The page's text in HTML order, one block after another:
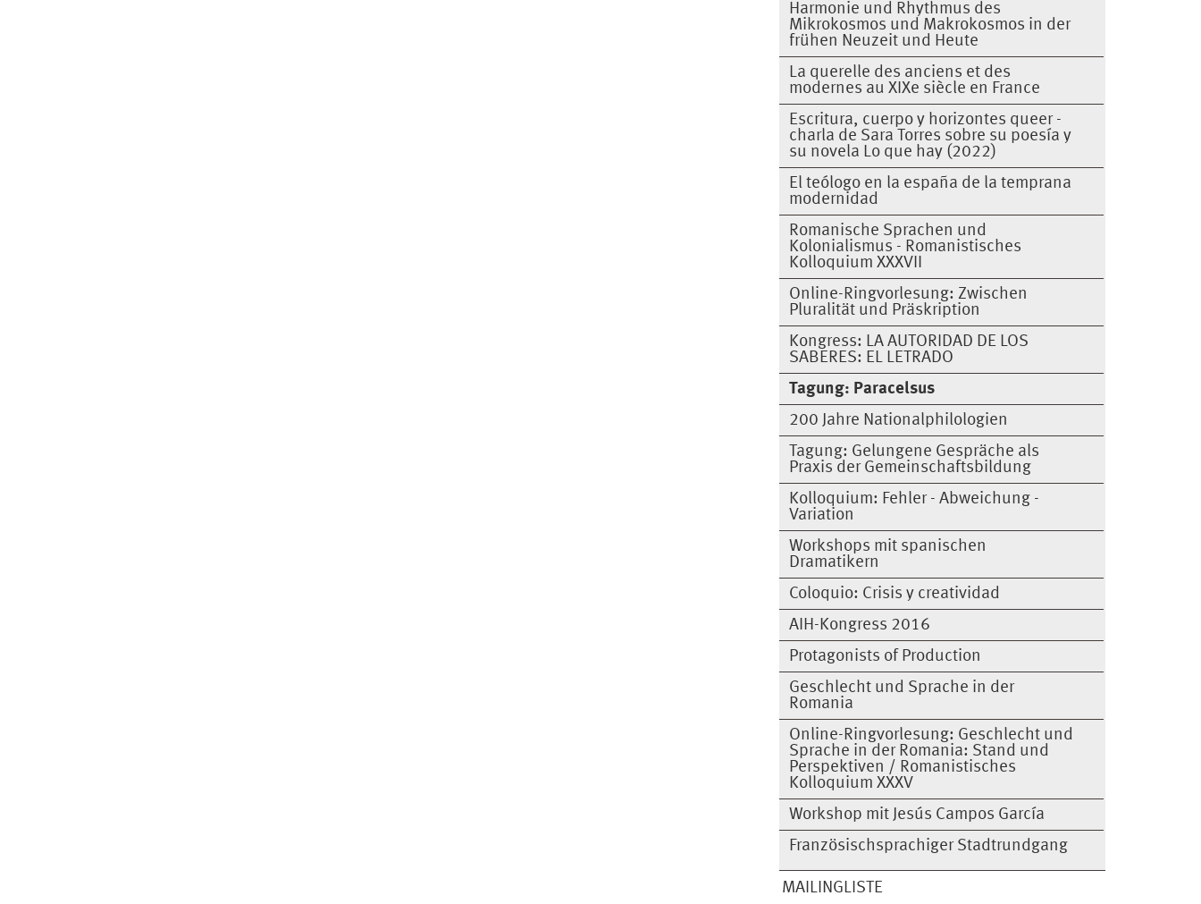
Harmonie und Rhythmus des
Mikrokosmos und Makrokosmos in der
frühen Neuzeit und Heute
La querelle des anciens et des
modernes au XIXe siècle en France
Escritura, cuerpo y horizontes queer -
charla de Sara Torres sobre su poesía y
su novela Lo que hay (2022)
El teólogo en la españa de la temprana
modernidad
Romanische Sprachen und
Kolonialismus - Romanistisches
Kolloquium XXXVII
Online-Ringvorlesung: Zwischen
Pluralität und Präskription
Kongress: LA AUTORIDAD DE LOS
SABERES: EL LETRADO
Tagung: Paracelsus
200 Jahre Nationalphilologien
Tagung: Gelungene Gespräche als
Praxis der Gemeinschaftsbildung
Kolloquium: Fehler - Abweichung -
Variation
Workshops mit spanischen
Dramatikern
Coloquio: Crisis y creatividad
AIH-Kongress 2016
Protagonists of Production
Geschlecht und Sprache in der
Romania
Online-Ringvorlesung: Geschlecht und
Sprache in der Romania: Stand und
Perspektiven / Romanistisches
Kolloquium XXXV
Workshop mit Jesús Campos García
Französischsprachiger Stadtrundgang
MAILINGLISTE